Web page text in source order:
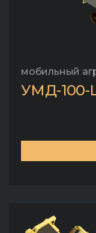
мобильный
УМД-